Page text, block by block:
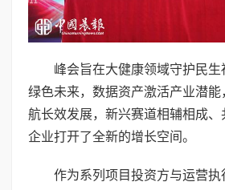
峰会旨在大健康领域守护民
绿色未来，数据资产激活产业潜能
航长效发展，新兴赛道相辅相成
企业打开了全新的增长空间。
作为系列项目投资方与运营执